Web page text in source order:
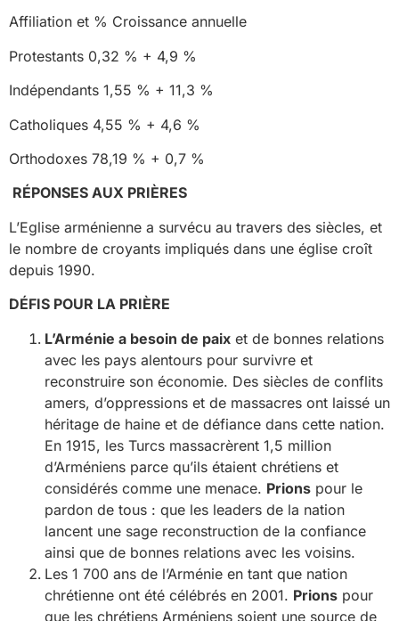
Affiliation et % Croissance annuelle
Protestants 0,32 % + 4,9 %
Indépendants 1,55 % + 11,3 %
Catholiques 4,55 % + 4,6 %
Orthodoxes 78,19 % + 0,7 %
RÉPONSES AUX PRIÈRES
L’Eglise arménienne a survécu au travers des siècles, et
le nombre de croyants impliqués dans une église croît
depuis 1990.
DÉFIS POUR LA PRIÈRE
L’Arménie a besoin de paix et de bonnes relations
avec les pays alentours pour survivre et
reconstruire son économie. Des siècles de conflits
amers, d’oppressions et de massacres ont laissé un
héritage de haine et de défiance dans cette nation.
En 1915, les Turcs massacrèrent 1,5 million
d’Arméniens parce qu’ils étaient chrétiens et
considérés comme une menace. Prions pour le
pardon de tous : que les leaders de la nation
lancent une sage reconstruction de la confiance
ainsi que de bonnes relations avec les voisins.
Les 1 700 ans de l’Arménie en tant que nation
chrétienne ont été célébrés en 2001. Prions pour
que les chrétiens Arméniens soient une source de